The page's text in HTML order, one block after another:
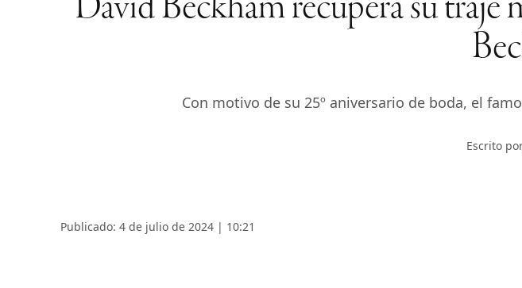
David Beckham recupera su traje
Con motivo de su 25º aniversario de boda, el
Escrito
Publicado: 4 de julio de 2024 | 10:21